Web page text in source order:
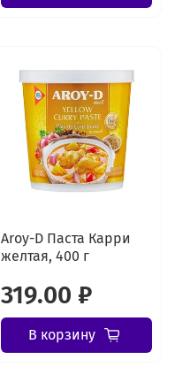
Aroy-D Паста Карри
желтая, 400 г
319.00 ₽
В корзину